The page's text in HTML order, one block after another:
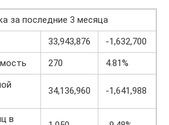
за последние 3 месяца
33,943,876
-1,632,700
270
4.81%
34,136,960 -1,641,988
в